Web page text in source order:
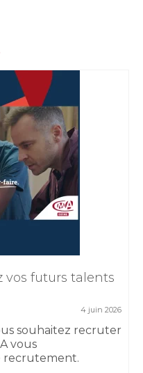
vos futurs talents
4 juin 2026
souhaitez recruter
vous
recrutement.